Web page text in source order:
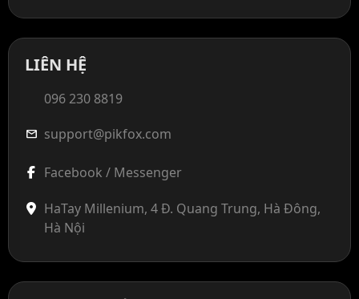
LIÊN HỆ
096 230 8819
mail support@pikfox.com
Facebook / Messenger
HaTay Millenium, 4 Đ. Quang Trung, Hà Đông,
Hà Nội